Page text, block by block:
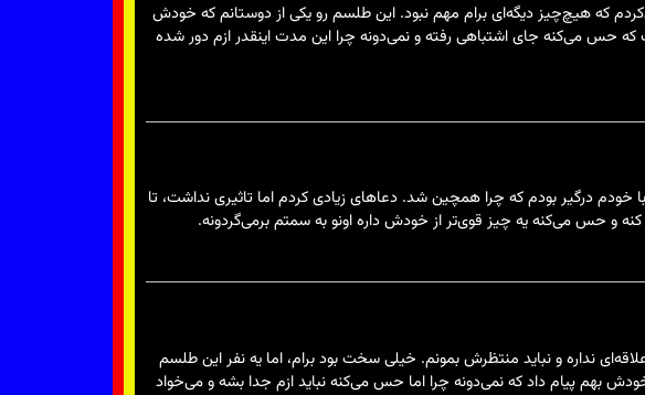
که هیچ‌چیز دیگه‌ای برام مهم نبود. این طلسم رو یکی از دوستانم که خودش
حس می‌کنه جای اشتباهی رفته و نمی‌دونه چرا این مدت اینقدر ازم دور شده
خودم درگیر بودم که چرا همچین شد. دعاهای زیادی کردم اما تاثیری نداشت، تا
و حس می‌کنه یه چیز قوی‌تر از خودش داره اونو به سمتم برمی‌گردونه.
نداره و نباید منتظرش بمونم. خیلی سخت بود برام، اما یه نفر این طلسم
بهم پیام داد که نمی‌دونه چرا اما حس می‌کنه نباید ازم جدا بشه و می‌خواد